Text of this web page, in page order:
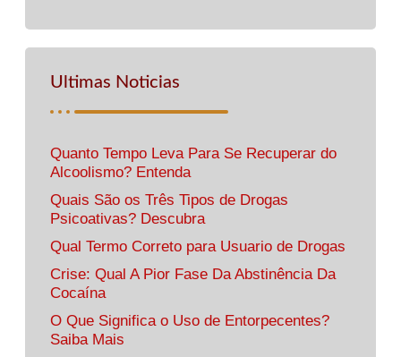
Ultimas Noticias
Quanto Tempo Leva Para Se Recuperar do
Alcoolismo? Entenda
Quais São os Três Tipos de Drogas
Psicoativas? Descubra
Qual Termo Correto para Usuario de Drogas
Crise: Qual A Pior Fase Da Abstinência Da
Cocaína
O Que Significa o Uso de Entorpecentes?
Saiba Mais